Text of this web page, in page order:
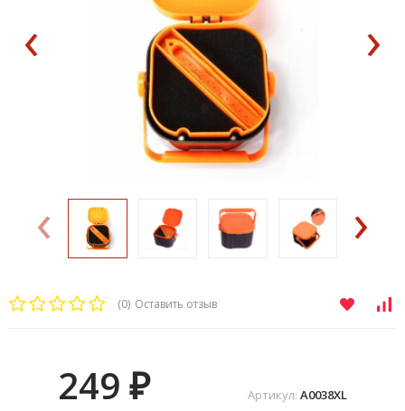
‹ ›
‹ ›
(0) Оставить отзыв
Артикул:A0038XL
249 ₽